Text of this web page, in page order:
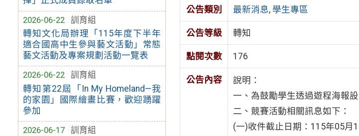
2026-06-22
訓育組
轉知文化局辦理「115年度下半年
適合國高中生參與藝文活動」常態
藝文活動及專案規劃活動一覽表
2026-06-22
訓育組
轉知第22屆「In My Homeland—我
的家園」國際繪畫比賽，歡迎踴躍
參加
2026-06-17
訓育組
公告類別 最新消息, 學生專區
公告等級 轉知
點閱次數 176
公告內容
說明：
一、為鼓勵學生透過遊程海報
二、競賽活動相關訊息如下：
(一)收件截止日期：115年05月